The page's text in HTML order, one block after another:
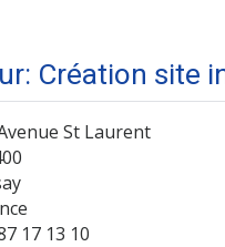
Création site
St Laurent
17 13 10